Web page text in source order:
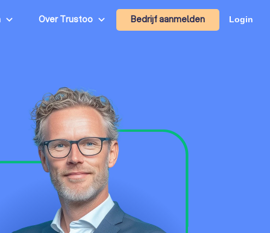
Over Trustoo Bedrijf aanmelden Login